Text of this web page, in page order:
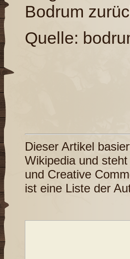
Bodrum
Quelle:
Dieser Artikel
Wikipediaund steht
und Creative
ist eine Liste der